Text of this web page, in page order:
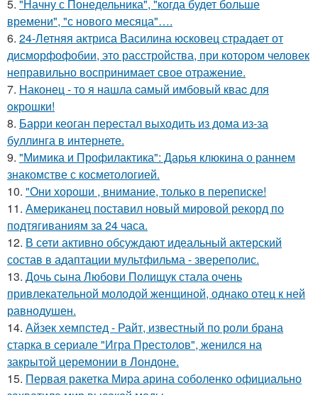
5. "Начну с Понедельника", "когда будет больше
времени", "с нового месяца"….
6. 24-Летняя актриса Василина юсковец страдает от
дисморфофобии, это расстройства, при котором человек
неправильно воспринимает свое отражение.
7. Наконец - то я нашла cамый имбовый кваc для
oкрошки!
8. Барри кеоган перестал выходить из дома из-за
буллинга в интернете.
9. "Мимика и Профилактика": Дарья клюкина о раннем
знакомстве с косметологией.
10. "Они хороши , внимание, только в переписке!
11. Американец поставил новый мировой рекорд по
подтягиваниям за 24 часа.
12. В сети активно обсуждают идеальный актерский
состав в адаптации мультфильма - звереполис.
13. Дочь сына Любови Полищук стала очень
привлекательной молодой женщиной, однако отец к ней
равнодушен.
14. Айзек хемпстед - Райт, известный по роли брана
старка в сериале "Игра Престолов", женился на
закрытой церемонии в Лондоне.
15. Первая ракетка Мира арина соболенко официально